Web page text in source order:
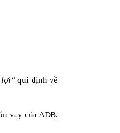
lợi“qui định về
vay của ADB,